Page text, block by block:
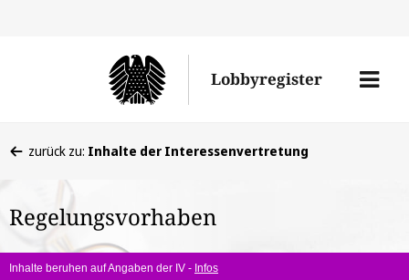
den
Lobbyregister
Menü
befinden
hier:
zurück zu: Inhalte der Interessenvertretung
Regelungsvorhaben
Inhalte beruhen auf Angaben der IV - Infos